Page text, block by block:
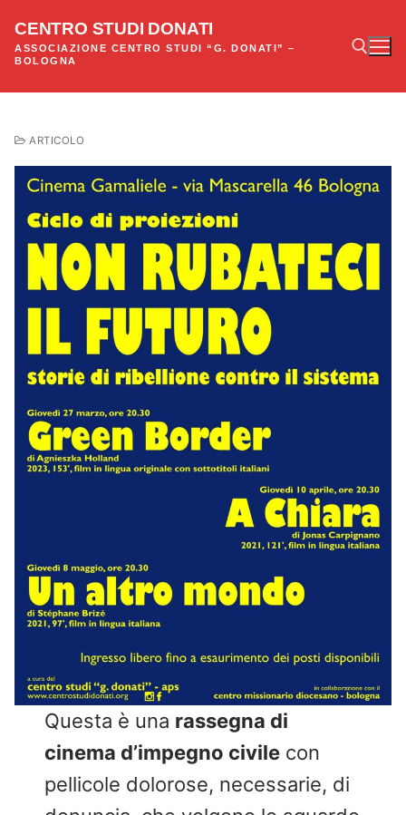
contenuto
CENTRO STUDI DONATI
ASSOCIAZIONE CENTRO STUDI “G. DONATI” –
BOLOGNA
ARTICOLO
Questa è una rassegna di
cinema d’impegno civile con
pellicole dolorose, necessarie, di